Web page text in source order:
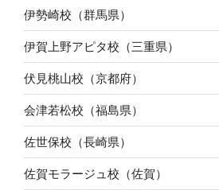
伊勢崎校（群馬県）
伊賀上野アピタ校（三重県）
伏見桃山校（京都府）
会津若松校（福島県）
佐世保校（長崎県）
佐賀モラージュ校（佐賀）